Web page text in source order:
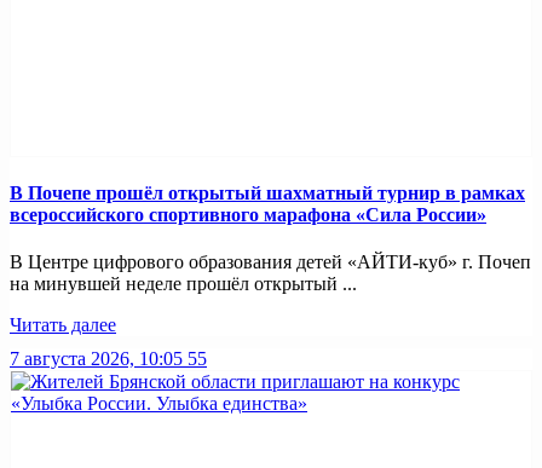
В Почепе прошёл открытый шахматный турнир в рамках
всероссийского спортивного марафона «Сила России»
В Центре цифрового образования детей «АЙТИ-куб» г. Почеп
на минувшей неделе прошёл открытый ...
Читать далее
7 августа 2026, 10:05 55